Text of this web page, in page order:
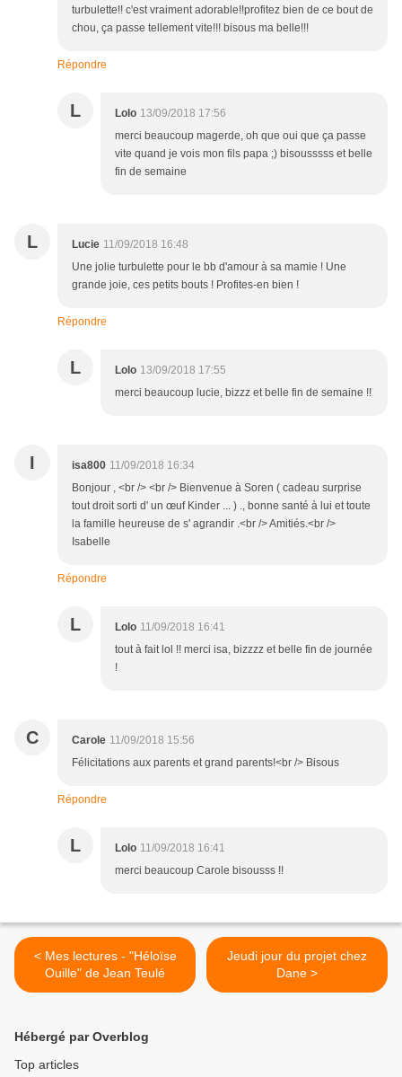
turbulette!! c'est vraiment adorable!!profitez bien de ce bout de
chou, ça passe tellement vite!!! bisous ma belle!!!
Répondre
L Lolo 13/09/2018 17:56
merci beaucoup magerde, oh que oui que ça passe
vite quand je vois mon fils papa ;) bisousssss et belle
fin de semaine
L Lucie 11/09/2018 16:48
Une jolie turbulette pour le bb d'amour à sa mamie ! Une
grande joie, ces petits bouts ! Profites-en bien !
Répondre
L Lolo 13/09/2018 17:55
merci beaucoup lucie, bizzz et belle fin de semaine !!
I isa800 11/09/2018 16:34
Bonjour , <br /> <br /> Bienvenue à Soren ( cadeau surprise
tout droit sorti d' un œuf Kinder ... ) ., bonne santé à lui et toute
la famille heureuse de s' agrandir .<br /> Amitiés.<br />
Isabelle
Répondre
L Lolo 11/09/2018 16:41
tout à fait lol !! merci isa, bizzzz et belle fin de journée
!
C Carole 11/09/2018 15:56
Félicitations aux parents et grand parents!<br /> Bisous
Répondre
L Lolo 11/09/2018 16:41
merci beaucoup Carole bisousss !!
< Mes lectures - "Héloïse
Ouille" de Jean Teulé
Jeudi jour du projet chez
Dane >
Hébergé par Overblog
Top articles